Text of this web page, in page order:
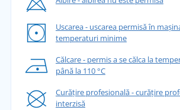
Uscarea - uscarea permisă în
temperaturi minime
Călcare - permis a se călca la
până la 110 °C
Curățire profesională - curățire
interzisă